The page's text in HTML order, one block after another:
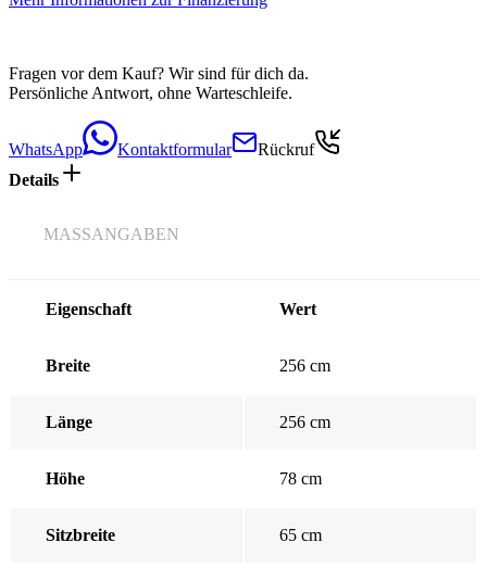
Fragen vor dem Kauf? Wir sind für dich da.
Persönliche Antwort, ohne Warteschleife.
WhatsApp Kontaktformular
Rückruf
Details
MASSANGABEN
Eigenschaft Wert
Breite 256 cm
Länge 256 cm
Höhe 78 cm
Sitzbreite 65 cm